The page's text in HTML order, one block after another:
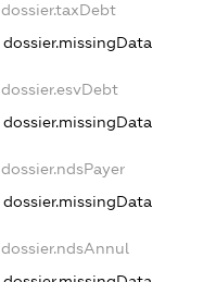
dossier.taxDebt
dossier.missingData
dossier.esvDebt
dossier.missingData
dossier.ndsPayer
dossier.missingData
dossier.ndsAnnul